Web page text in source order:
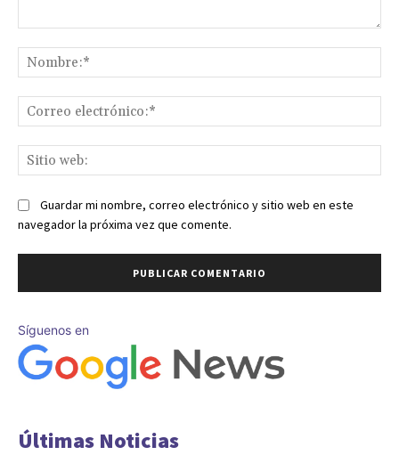
Guardar mi nombre, correo electrónico y sitio web en este
navegador la próxima vez que comente.
Síguenos en
Últimas Noticias